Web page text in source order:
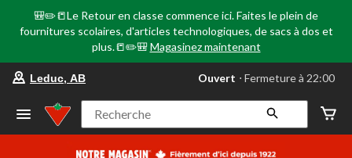
🎒✏️📒Le Retour en classe commence ici. Faites le plein de
fournitures scolaires, d'articles technologiques, de sacs à dos et
plus.📒✏️🎒 Magasinez maintenant
votre
préféré
Leduc,
AB,
courament
Leduc, AB Ouvert ⋅ Fermeture à 22:00
Recherche